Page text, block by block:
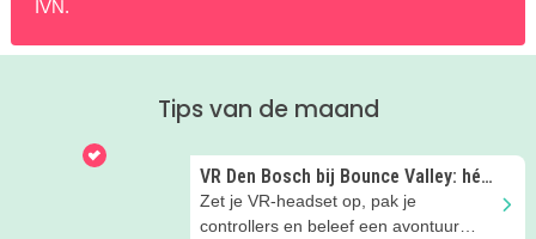
IVN.
Tips van de maand
VR Den Bosch bij Bounce Valley: hét
zomervakantie-uitje vol avontuur
Zet je VR-headset op, pak je
controllers en beleef een avontuur